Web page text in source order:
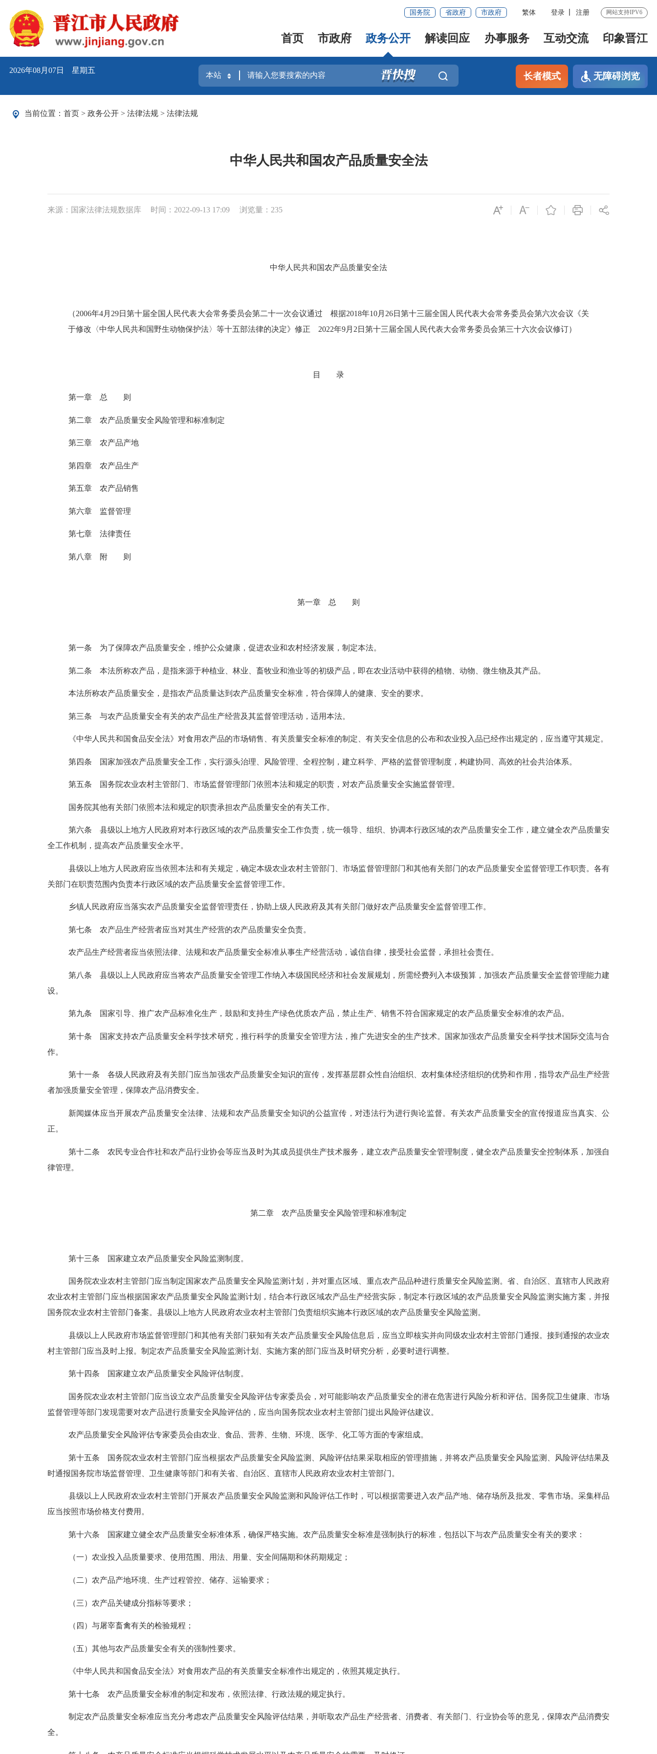
国务院 省政府 市政府 繁体 登录 注册 网站支持IPV6
首页 市政府 政务公开 解读回应 办事服务 互动交流 印象晋江
2026年08月07日 星期五
长者模式 无障碍浏览
当前位置： 首页 > 政务公开 > 法律法规 > 法律法规
中华人民共和国农产品质量安全法
来源：国家法律法规数据库 时间：2022-09-13 17:09 浏览量： 235
中华人民共和国农产品质量安全法
（2006年4月 29日第十届全国人民代表大会常务委员会第二十一次会议通过 根据2018年10月 26日第十三届全国人民代表大会常务委员会第六次会议《关
于修改〈中华人民共和国野生动物保护法〉等十五部法律的决定》修正 2022年9月 2 日第十三届全国人民代表大会常务委员会第三十六次会议修订）
目 录
第一章 总 则
第二章 农产品质量安全风险管理和标准制定
第三章 农产品产地
第四章 农产品生产
第五章 农产品销售
第六章 监督管理
第七章 法律责任
第八章 附 则
第一章 总 则
第一条 为了保障农产品质量安全，维护公众健康，促进农业和农村经济发展，制定本法。
第二条 本法所称农产品，是指来源于种植业、林业、畜牧业和渔业等的初级产品，即在农业活动中获得的植物、动物、微生物及其产品。
本法所称农产品质量安全，是指农产品质量达到农产品质量安全标准，符合保障人的健康、安全的要求。
第三条 与农产品质量安全有关的农产品生产经营及其监督管理活动，适用本法。
《中华人民共和国食品安全法》对食用农产品的市场销售、有关质量安全标准的制定、有关安全信息的公布和农业投入品已经作出规定的，应当遵守其规定。
第四条 国家加强农产品质量安全工作，实行源头治理、风险管理、全程控制，建立科学、严格的监督管理制度，构建协同、高效的社会共治体系。
第五条 国务院农业农村主管部门、市场监督管理部门依照本法和规定的职责，对农产品质量安全实施监督管理。
国务院其他有关部门依照本法和规定的职责承担农产品质量安全的有关工作。
第六条 县级以上地方人民政府对本行政区域的农产品质量安全工作负责，统一领导、组织、协调本行政区域的农产品质量安全工作，建立健全农产品质量安
全工作机制，提高农产品质量安全水平。
县级以上地方人民政府应当依照本法和有关规定，确定本级农业农村主管部门、市场监督管理部门和其他有关部门的农产品质量安全监督管理工作职责。各有
关部门在职责范围内负责本行政区域的农产品质量安全监督管理工作。
乡镇人民政府应当落实农产品质量安全监督管理责任，协助上级人民政府及其有关部门做好农产品质量安全监督管理工作。
第七条 农产品生产经营者应当对其生产经营的农产品质量安全负责。
农产品生产经营者应当依照法律、法规和农产品质量安全标准从事生产经营活动，诚信自律，接受社会监督，承担社会责任。
第八条 县级以上人民政府应当将农产品质量安全管理工作纳入本级国民经济和社会发展规划，所需经费列入本级预算，加强农产品质量安全监督管理能力建
设。
第九条 国家引导、推广农产品标准化生产，鼓励和支持生产绿色优质农产品，禁止生产、销售不符合国家规定的农产品质量安全标准的农产品。
第十条 国家支持农产品质量安全科学技术研究，推行科学的质量安全管理方法，推广先进安全的生产技术。国家加强农产品质量安全科学技术国际交流与合
作。
第十一条 各级人民政府及有关部门应当加强农产品质量安全知识的宣传，发挥基层群众性自治组织、农村集体经济组织的优势和作用，指导农产品生产经营
者加强质量安全管理，保障农产品消费安全。
新闻媒体应当开展农产品质量安全法律、法规和农产品质量安全知识的公益宣传，对违法行为进行舆论监督。有关农产品质量安全的宣传报道应当真实、公
正。
第十二条 农民专业合作社和农产品行业协会等应当及时为其成员提供生产技术服务，建立农产品质量安全管理制度，健全农产品质量安全控制体系，加强自
律管理。
第二章 农产品质量安全风险管理和标准制定
第十三条 国家建立农产品质量安全风险监测制度。
国务院农业农村主管部门应当制定国家农产品质量安全风险监测计划，并对重点区域、重点农产品品种进行质量安全风险监测。省、自治区、直辖市人民政府
农业农村主管部门应当根据国家农产品质量安全风险监测计划，结合本行政区域农产品生产经营实际，制定本行政区域的农产品质量安全风险监测实施方案，并报
国务院农业农村主管部门备案。县级以上地方人民政府农业农村主管部门负责组织实施本行政区域的农产品质量安全风险监测。
县级以上人民政府市场监督管理部门和其他有关部门获知有关农产品质量安全风险信息后，应当立即核实并向同级农业农村主管部门通报。接到通报的农业农
村主管部门应当及时上报。制定农产品质量安全风险监测计划、实施方案的部门应当及时研究分析，必要时进行调整。
第十四条 国家建立农产品质量安全风险评估制度。
国务院农业农村主管部门应当设立农产品质量安全风险评估专家委员会，对可能影响农产品质量安全的潜在危害进行风险分析和评估。国务院卫生健康、市场
监督管理等部门发现需要对农产品进行质量安全风险评估的，应当向国务院农业农村主管部门提出风险评估建议。
农产品质量安全风险评估专家委员会由农业、食品、营养、生物、环境、医学、化工等方面的专家组成。
第十五条 国务院农业农村主管部门应当根据农产品质量安全风险监测、风险评估结果采取相应的管理措施，并将农产品质量安全风险监测、风险评估结果及
时通报国务院市场监督管理、卫生健康等部门和有关省、自治区、直辖市人民政府农业农村主管部门。
县级以上人民政府农业农村主管部门开展农产品质量安全风险监测和风险评估工作时，可以根据需要进入农产品产地、储存场所及批发、零售市场。采集样品
应当按照市场价格支付费用。
第十六条 国家建立健全农产品质量安全标准体系，确保严格实施。农产品质量安全标准是强制执行的标准，包括以下与农产品质量安全有关的要求：
（一）农业投入品质量要求、使用范围、用法、用量、安全间隔期和休药期规定；
（二）农产品产地环境、生产过程管控、储存、运输要求；
（三）农产品关键成分指标等要求；
（四）与屠宰畜禽有关的检验规程；
（五）其他与农产品质量安全有关的强制性要求。
《中华人民共和国食品安全法》对食用农产品的有关质量安全标准作出规定的，依照其规定执行。
第十七条 农产品质量安全标准的制定和发布，依照法律、行政法规的规定执行。
制定农产品质量安全标准应当充分考虑农产品质量安全风险评估结果，并听取农产品生产经营者、消费者、有关部门、行业协会等的意见，保障农产品消费安
全。